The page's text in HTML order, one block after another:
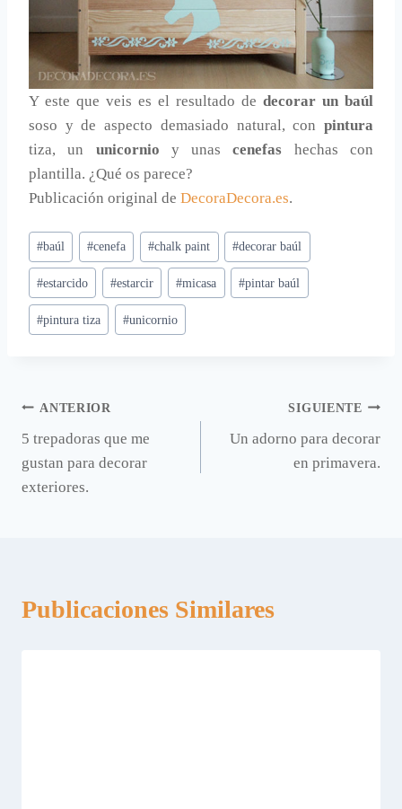
Y este que veis es el resultado de decorar un baúl
soso y de aspecto demasiado natural, con pintura
tiza, un unicornio y unascenefas hechas con
plantilla. ¿Qué os parece?
Publicación original de DecoraDecora.es.
Etiquetas
de
la
entrada:
#baúl #cenefa #chalk paint #decorar baúl
#estarcido #estarcir #micasa #pintar baúl
#pintura tiza #unicornio
Navegación
de
entradas
ANTERIOR
5 trepadoras que me
gustan para decorar
exteriores.
SIGUIENTE
Un adorno para decorar
en primavera.
Publicaciones Similares